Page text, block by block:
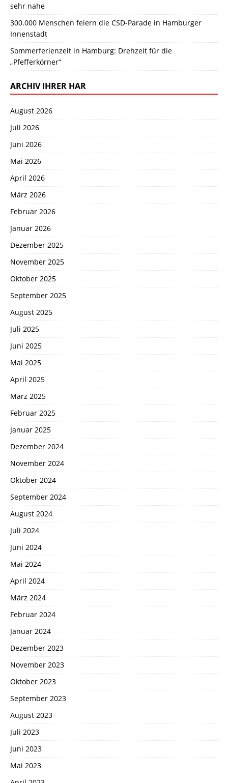
sehr nahe
300.000 Menschen feiern die CSD-Parade in Hamburger
Innenstadt
Sommerferienzeit in Hamburg: Drehzeit für die
„Pfefferkörner“
ARCHIV IHRER HAR
August 2026
Juli 2026
Juni 2026
Mai 2026
April 2026
März 2026
Februar 2026
Januar 2026
Dezember 2025
November 2025
Oktober 2025
September 2025
August 2025
Juli 2025
Juni 2025
Mai 2025
April 2025
März 2025
Februar 2025
Januar 2025
Dezember 2024
November 2024
Oktober 2024
September 2024
August 2024
Juli 2024
Juni 2024
Mai 2024
April 2024
März 2024
Februar 2024
Januar 2024
Dezember 2023
November 2023
Oktober 2023
September 2023
August 2023
Juli 2023
Juni 2023
Mai 2023